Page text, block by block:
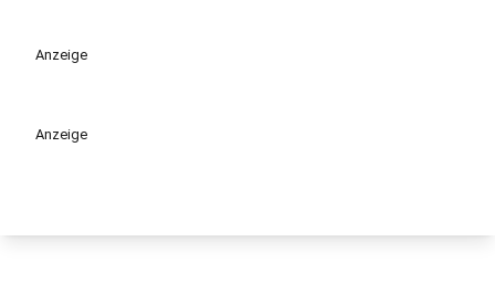
Anzeige
Anzeige